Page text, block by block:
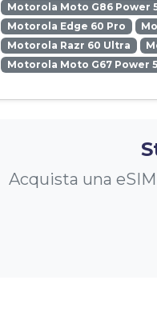
Motorola Moto G86 Power
Motorola Edge 60 Pro
Motorola Razr 60 Ultra
Motorola Moto G67 Power
Acquista una